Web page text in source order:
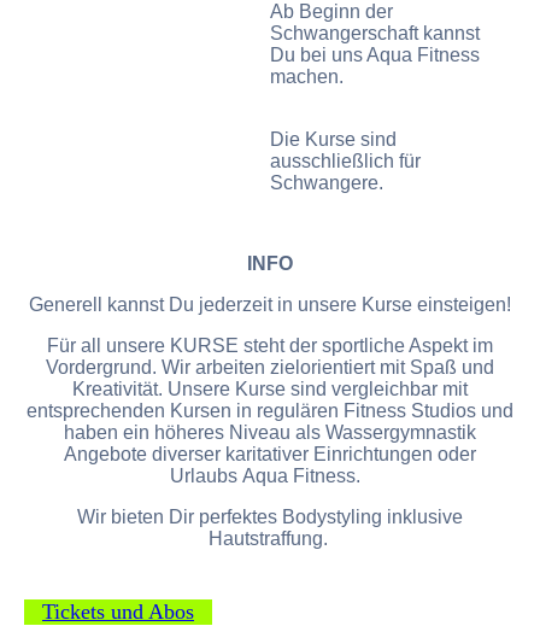
Ab Beginn der
Schwangerschaft kannst
Du bei uns Aqua Fitness
machen.
Die Kurse sind
ausschließlich für
Schwangere.
INFO
Generell kannst Du jederzeit in unsere Kurse einsteigen!
Für all unsere KURSE steht der sportliche Aspekt im
Vordergrund. Wir arbeiten zielorientiert mit Spaß und
Kreativität. Unsere Kurse sind vergleichbar mit
entsprechenden Kursen in regulären Fitness Studios und
haben ein höheres Niveau als Wassergymnastik
Angebote diverser karitativer Einrichtungen oder
Urlaubs Aqua Fitness.
Wir bieten Dir perfektes Bodystyling inklusive
Hautstraffung.
Tickets und Abos